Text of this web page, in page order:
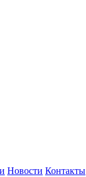
Новости Контакты